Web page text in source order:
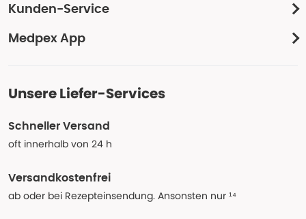
Kunden-Service
Medpex App
Unsere Liefer-Services
Schneller Versand
oft innerhalb von 24 h
Versandkostenfrei
ab oder bei Rezepteinsendung. Ansonsten nur ¹⁴